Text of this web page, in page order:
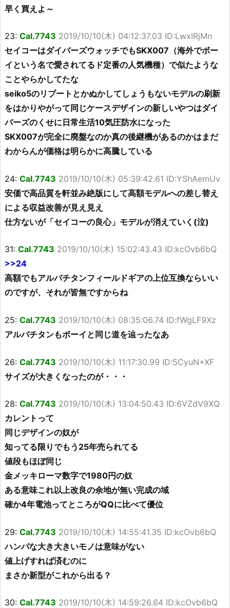
早く買えよ～
23: Cal.7743 2019/10/10(木) 04:12:37.03 ID:LwxIRjMn
セイコーはダイバーズウォッチでもSKX007（海外でボー
イという名で愛されてるド定番の人気機種）で似たような
ことやらかしてたな
seiko5のリブートとかぬかしてしょうもないモデルの刷新
をはかりやがって同じケースデザインの新しいやつはダイ
バーズのくせに日常生活10気圧防水になった
SKX007が完全に廃盤なのか真の後継機があるのかはまだ
わからんが価格は明らかに高騰している
24: Cal.7743 2019/10/10(木) 05:39:42.61 ID:YShAemUv
安価で高品質を軒並み絶版にして高額モデルへの差し替え
による収益改善が見え見え
仕方ないが「セイコーの良心」モデルが消えていく(泣)
31: Cal.7743 2019/10/10(木) 15:02:43.43 ID:kcOvb6bQ
>>24
高額でもアルバチタンフィールドギアの上位互換ならいい
のですが、それが皆無ですからね
25: Cal.7743 2019/10/10(木) 08:35:06.74 ID:fWgLF9Xz
アルバチタンもボーイと同じ道を辿ったなあ
26: Cal.7743 2019/10/10(木) 11:17:30.99 ID:5CyuN+XF
サイズが大きくなったのが・・・
28: Cal.7743 2019/10/10(木) 13:04:50.43 ID:6VZdV9XQ
カレントって
同じデザインの奴が
知ってる限りでもう25年売られてる
値段もほぼ同じ
金メッキローマ数字で1980円の奴
ある意味これ以上改良の余地が無い完成の域
確か4年電池ってところがQQに比べて優位
29: Cal.7743 2019/10/10(木) 14:55:41.35 ID:kcOvb6bQ
ハンパな大き大きいモノは意味がない
値上げすれば済むのに
まさか新型がこれから出る？
30: Cal.7743 2019/10/10(木) 14:59:26.64 ID:kcOvb6bQ